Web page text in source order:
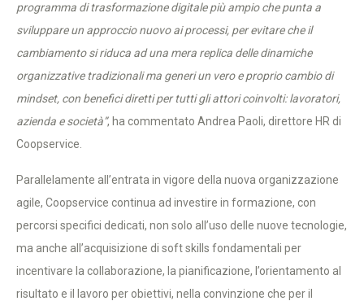
programma di trasformazione digitale più ampio che punta a
sviluppare un approccio nuovo ai processi, per evitare che il
cambiamento si riduca ad una mera replica delle dinamiche
organizzative tradizionali ma generi un vero e proprio cambio di
mindset, con benefici diretti per tutti gli attori coinvolti: lavoratori,
azienda e società”, ha commentato Andrea Paoli, direttore HR di
Coopservice.
Parallelamente all’entrata in vigore della nuova organizzazione
agile, Coopservice continua ad investire in formazione, con
percorsi specifici dedicati, non solo all’uso delle nuove tecnologie,
ma anche all’acquisizione di soft skills fondamentali per
incentivare la collaborazione, la pianificazione, l’orientamento al
risultato e il lavoro per obiettivi, nella convinzione che per il